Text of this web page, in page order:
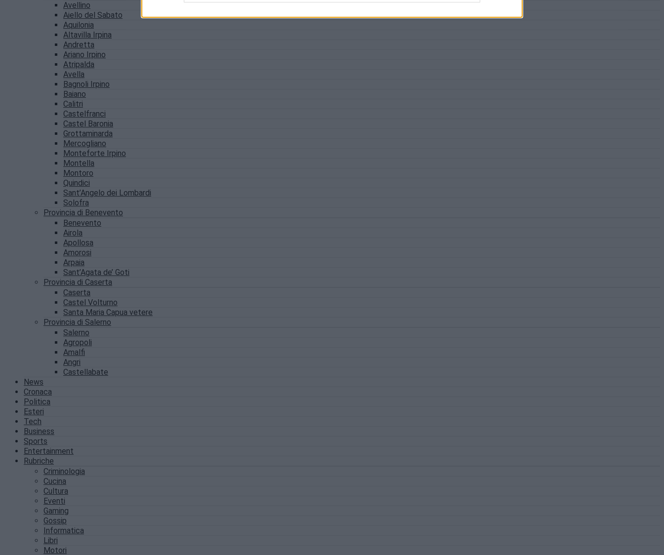
Avellino
Aiello del Sabato
Aquilonia
Altavilla Irpina
Andretta
Ariano Irpino
Atripalda
Avella
Bagnoli Irpino
Baiano
Calitri
Castelfranci
Castel Baronia
Grottaminarda
Mercogliano
Monteforte Irpino
Montella
Montoro
Quindici
Sant’Angelo dei Lombardi
Solofra
Provincia di Benevento
Benevento
Airola
Apollosa
Amorosi
Arpaia
Sant’Agata de’ Goti
Provincia di Caserta
Caserta
Castel Volturno
Santa Maria Capua vetere
Provincia di Salerno
Salerno
Agropoli
Amalfi
Angri
Castellabate
News
Cronaca
Politica
Esteri
Tech
Business
Sports
Entertainment
Rubriche
Criminologia
Cucina
Cultura
Eventi
Gaming
Gossip
Informatica
Libri
Motori